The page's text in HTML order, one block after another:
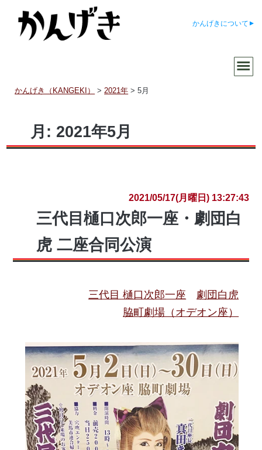
かんげきについて
かんげき（KANGEKI） >2021年 >5月
月: 2021年5月
2021/05/17(月曜日) 13:27:43
三代目樋口次郎一座・劇団白
虎 二座合同公演
三代目 樋口次郎一座
劇団白虎
脇町劇場（オデオン座）